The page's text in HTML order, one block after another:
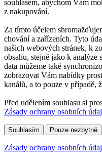
souhlasem, abychom Vám
z nakupování.
Za tímto účelem
chování a zařízeních. Tyto
našich webových stránek, k
obsahu, stejně jako k analýze
data můžeme také
zobrazovat Vám nabídky
kanálů, a to pouze v případě,
Před udělením souhlasu si
Zásady ochrany osobních
Souhlasím Pouze nezbytné
Zásady ochrany osobních